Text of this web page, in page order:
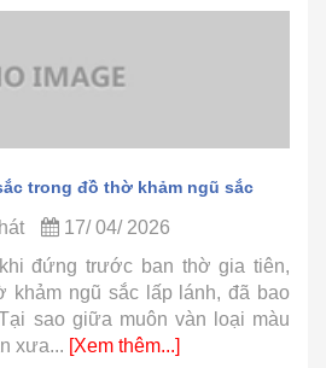
trong đồ thờ khảm ngũ sắc
17/ 04/ 2026
đứng trước ban thờ gia tiên,
khảm ngũ sắc lấp lánh, đã bao
sao giữa muôn vàn loại màu
xưa... [Xem thêm...]